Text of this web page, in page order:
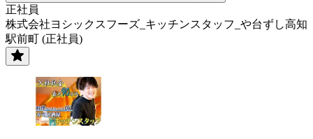
正社員
株式会社ヨシックスフーズ_キッチンスタッフ_や台ずし高知
駅前町 (正社員)